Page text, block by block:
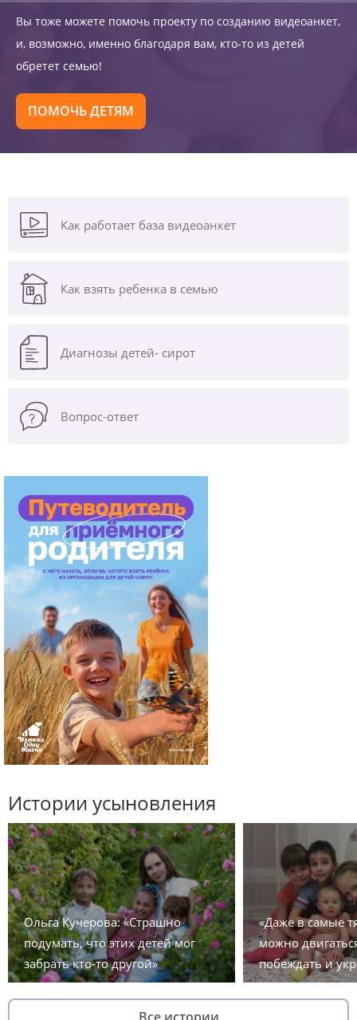
Вы тоже можете помочь проекту по созданию видеоанкет,
и, возможно, именно благодаря вам, кто-то из детей
обретет семью!
ПОМОЧЬ ДЕТЯМ
Как работает база видеоанкет
Как взять ребенка в семью
Диагнозы детей- сирот
Вопрос-ответ
Истории усыновления
Ольга Кучерова: «Страшно
подумать, что этих детей мог
забрать кто-то другой»
«Даже в самые
можно
побеждать и